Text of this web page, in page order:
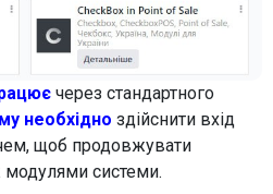
через стандартного
необхідно здійснити вхід
щоб продовжувати
системи.